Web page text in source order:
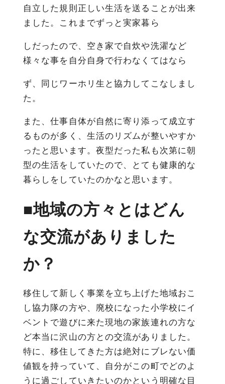
自立した規則正しい生活を送ることが出来
ました。これまでずっと実家暮ら
しだったので、空き家で自炊や洗濯など
様々な事を自分自身で行わなくてはなら
ず、同じワーホリ生と協力してこなしまし
た。
また、仕事自体が自然に寄り添って成立す
るものが多く、生活のリズムが整いやすか
ったと思います。夜型だった私も次第に朝
型の生活をしていたので、とても健康的な
暮らしをしていたのかなと思います。
■地域の方々とはどん
な交流がありました
か？
移住して新しく事業を立ち上げた地域おこ
し協力隊の方や、廃校になった小学校にイ
ベントで遊びに来た現地の家族連れの方な
ど本当に沢山の方との交流がありました。
特に、移住してきた方は絶対にブレない価
値観を持っていて、自分がこの町でどのよ
うに過ごしていきたいのかという明確な目